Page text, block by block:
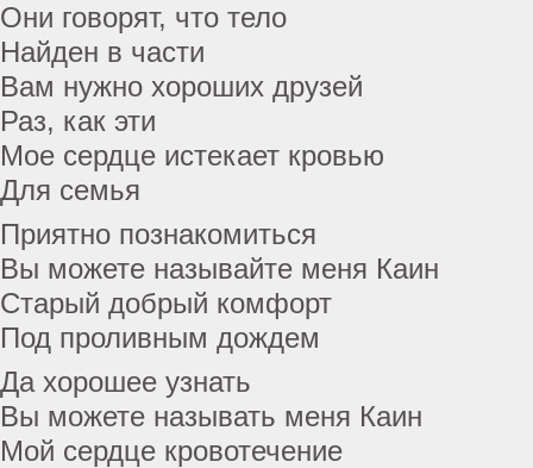
Они говорят, что тело
Найден в части
Вам нужно хороших друзей
Раз, как эти
Мое сердце истекает кровью
Для семья
Приятно познакомиться
Вы можете называйте меня Каин
Старый добрый комфорт
Под проливным дождем
Да хорошее узнать
Вы можете называть меня Каин
Мой сердце кровотечение